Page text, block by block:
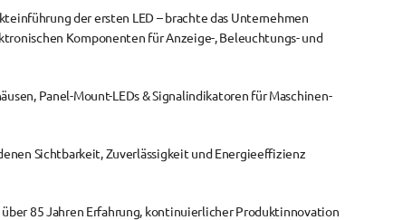
der ersten LED – brachte das Unternehmen
Komponenten für Anzeige-, Beleuchtungs- und
Panel-Mount-LEDs & Signalindikatoren für Maschinen-
Sichtbarkeit, Zuverlässigkeit und Energieeffizienz
85 Jahren Erfahrung, kontinuierlicher Produktinnovation